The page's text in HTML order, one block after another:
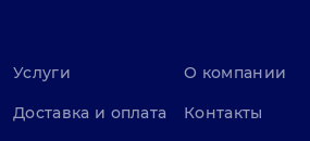
Услуги
Доставка и оплата
О компании
Контакты